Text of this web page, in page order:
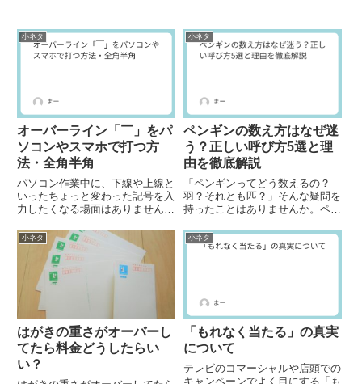
小ネタ
オーバーライン「￣」をパ
ソコンやスマホで打つ方
法・全角半角
パソコン作業中に、下線や上線と
いったちょっと変わった記号を入
力したくなる場面はありません
く線「オーバーライン（￣）」を
パソコンでどうやって入力するか
をご紹介します。全角と半角、そ
れぞれのオーバーラインの出し方
を...
小ネタ
ペンギンの数え方はなぜ迷
う？正しい呼び方5選と理
由を徹底解説
「ペンギンってどう数えるの？
羽？それとも匹？」そんな疑問を
持ったことはありませんか。ペン
ため、数え方に迷う人が多い動物
です。実際には「羽」「匹」
小ネタ
はがきの重さがオーバーし
てたら料金どうしたらい
い？
小ネタ
「もれなく当たる」の真実
について
テレビのコマーシャルや店頭での
キャンペーンでよく目にする「も